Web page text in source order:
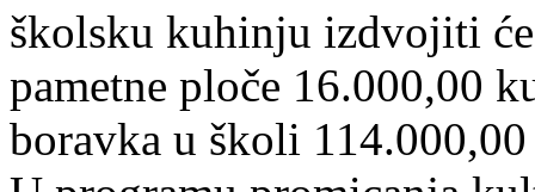
školsku kuhinju izdvojiti
pametne ploče 16.000,00
boravka u školi